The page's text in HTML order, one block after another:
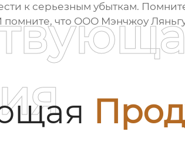
к серьезным убыткам.
помните, что ООО Мэнчжоу